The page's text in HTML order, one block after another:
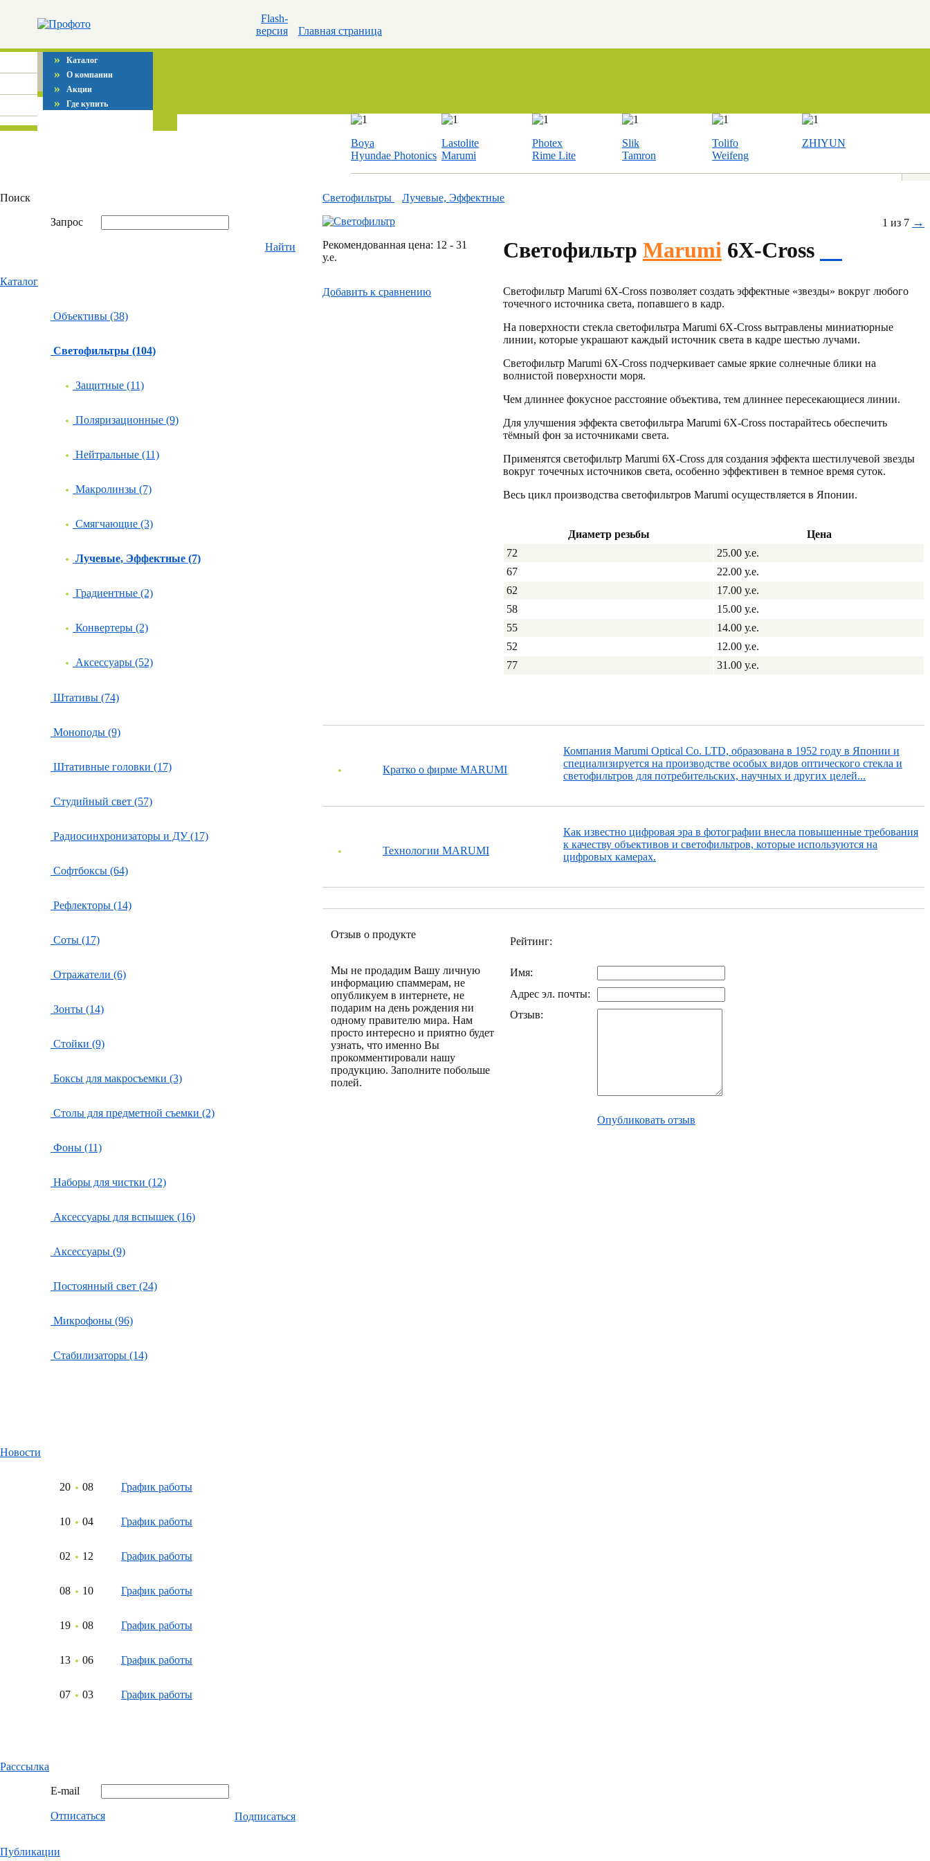
Flash-
версия
Главная страница
» Каталог
» О компании
» Акции
» Где купить
Boya
Hyundae Photonics
Lastolite
Marumi
Photex
Rime Lite
Slik
Tamron
Tolifo
Weifeng
ZHIYUN
Поиск
Запрос
Найти
Каталог
Объективы (38)
Светофильтры (104)
Защитные (11)
Поляризационные (9)
Нейтральные (11)
Макролинзы (7)
Смягчающие (3)
Лучевые, Эффектные (7)
Градиентные (2)
Конвертеры (2)
Аксессуары (52)
Штативы (74)
Моноподы (9)
Штативные головки (17)
Студийный свет (57)
Радиосинхронизаторы и ДУ (17)
Софтбоксы (64)
Рефлекторы (14)
Соты (17)
Отражатели (6)
Зонты (14)
Стойки (9)
Боксы для макросъемки (3)
Столы для предметной съемки (2)
Фоны (11)
Наборы для чистки (12)
Аксессуары для вспышек (16)
Аксессуары (9)
Постоянный свет (24)
Микрофоны (96)
Стабилизаторы (14)
Новости
20 08 График работы
10 04 График работы
02 12 График работы
08 10 График работы
19 08 График работы
13 06 График работы
07 03 График работы
Расссылка
E-mail
Отписаться Подписаться
Публикации
Светофильтры Лучевые, Эффектные
Рекомендованная цена: 12 - 31
у.е.
Добавить к cравнению
1 из 7 →
Светофильтр Marumi 6X-Cross
Светофильтр Marumi 6X-Cross позволяет создать эффектные «звезды» вокруг любого
точечного источника света, попавшего в кадр.
На поверхности стекла светофильтра Marumi 6X-Cross вытравлены миниатюрные
линии, которые украшают каждый источник света в кадре шестью лучами.
Светофильтр Marumi 6X-Cross подчеркивает самые яркие солнечные блики на
волнистой поверхности моря.
Чем длиннее фокусное расстояние объектива, тем длиннее пересекающиеся линии.
Для улучшения эффекта светофильтра Marumi 6X-Cross постарайтесь обеспечить
тёмный фон за источниками света.
Применятся светофильтр Marumi 6X-Cross для создания эффекта шестилучевой звезды
вокруг точечных источников света, особенно эффективен в темное время суток.
Весь цикл производства светофильтров Marumi осуществляется в Японии.
Диаметр резьбы
Цена
72
25.00 у.е.
67
22.00 у.е.
62
17.00 у.е.
58
15.00 у.е.
55
14.00 у.е.
52
12.00 у.е.
77
31.00 у.е.
Кратко о фирме MARUMI
Компания Marumi Optical Co. LTD, образована в 1952 году в Японии и
специализируется на производстве особых видов оптического стекла и
светофильтров для потребительских, научных и других целей...
Технологии MARUMI
Как известно цифровая эра в фотографии внесла повышенные требования
к качеству объективов и светофильтров, которые используются на
цифровых камерах.
Отзыв о продукте
Мы не продадим Вашу личную
информацию спаммерам, не
опубликуем в интернете, не
подарим на день рождения ни
одному правителю мира. Нам
просто интересно и приятно будет
узнать, что именно Вы
прокомментировали нашу
продукцию. Заполните побольше
полей.
Рейтинг:
Имя:
Адрес эл. почты:
Отзыв:
Опубликовать отзыв